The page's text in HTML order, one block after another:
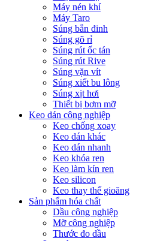
Máy nén khí
Máy Taro
Súng bắn đinh
Súng gõ rỉ
Súng rút ốc tán
Súng rút Rive
Súng vặn vít
Súng xiết bu lông
Súng xịt hơi
Thiết bị bơm mỡ
Keo dán công nghiệp
Keo chống xoay
Keo dán khác
Keo dán nhanh
Keo khóa ren
Keo làm kín ren
Keo silicon
Keo thay thế gioăng
Sản phẩm hóa chất
Dầu công nghiệp
Mỡ công nghiệp
Thước đo dầu